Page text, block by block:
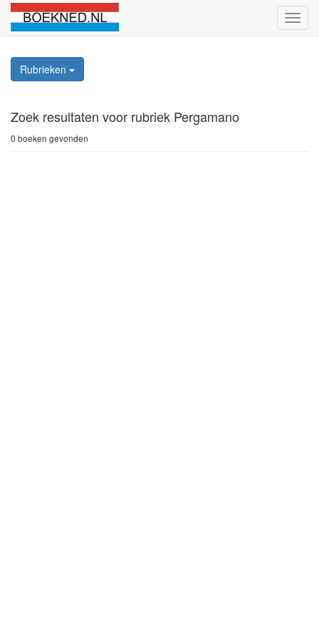
Rubrieken
Zoek resultaten voor rubriek Pergamano
0 boeken gevonden